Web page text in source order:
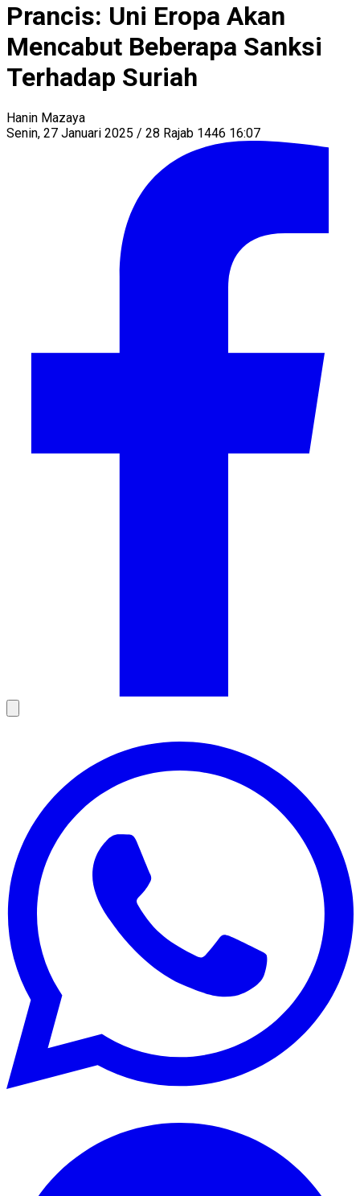
Prancis: Uni Eropa Akan
Mencabut Beberapa Sanksi
Terhadap Suriah
Hanin Mazaya
Senin, 27 Januari 2025 / 28 Rajab 1446 16:07